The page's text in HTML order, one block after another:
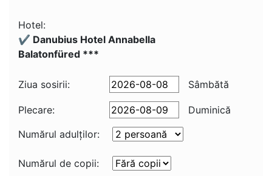
Hotel:
✔️ Danubius Hotel Annabella
Balatonfüred ***
Ziua sosirii: Sâmbătă
Plecare:
Duminică
Numărul adulţilor:
Numărul de copii: